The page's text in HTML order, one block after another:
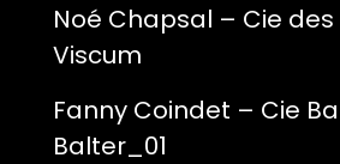
Noé Chapsal – Cie
Viscum
Fanny Coindet – Cie
Balter_01